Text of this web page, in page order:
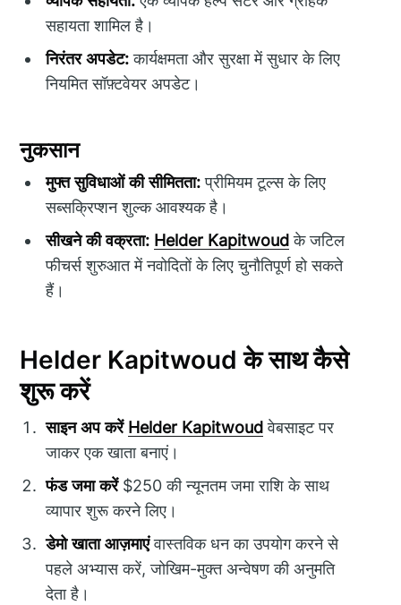
सहायता शामिल है।
निरंतर अपडेट:कार्यक्षमता और सुरक्षा में सुधार के लिए
नियमित सॉफ़्टवेयर अपडेट।
नुकसान
मुफ्त सुविधाओं की सीमितता:प्रीमियम टूल्स के लिए
सब्सक्रिप्शन शुल्क आवश्यक है।
सीखने की वक्रता: Helder Kapitwoud के जटिल
फीचर्स शुरुआत में नवोदितों के लिए चुनौतिपूर्ण हो सकते
हैं।
Helder Kapitwoud के साथ कैसे
शुरू करें
साइन अप करें Helder Kapitwoudवेबसाइट पर
जाकर एक खाता बनाएं।
फंड जमा करें$250 की न्यूनतम जमा राशि के साथ
व्यापार शुरू करने लिए।
डेमो खाता आज़माएंवास्तविक धन का उपयोग करने से
पहले अभ्यास करें, जोखिम-मुक्त अन्वेषण की अनुमति
देता है।